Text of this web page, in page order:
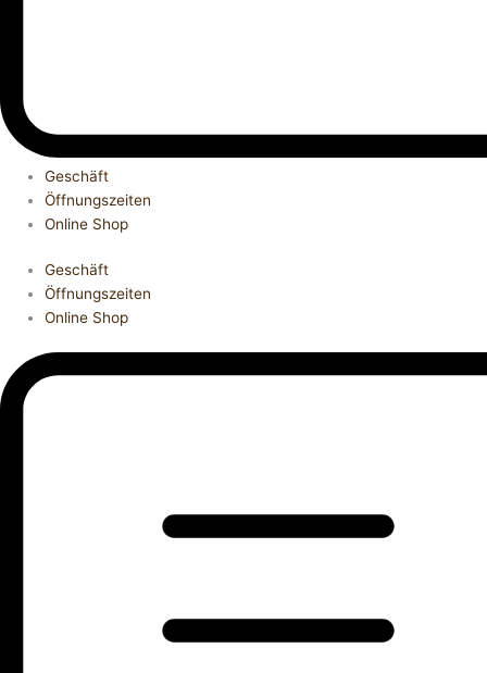
Geschäft
Öffnungszeiten
Online Shop
Geschäft
Öffnungszeiten
Online Shop